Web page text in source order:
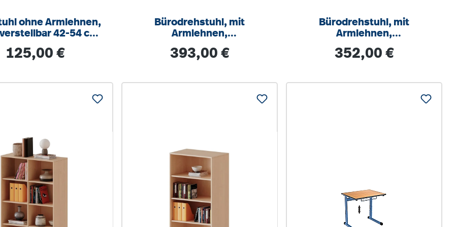
ohne Armlehnen,
42-54 cm,
Regulärer Preis:
125,00 €
Bürodrehstuhl, mit
Armlehnen,
Wippmechanik
Regulärer Preis:
393,00 €
Bürodrehstuhl, mit
Armlehnen,
Wippmechanik
Regulärer Preis:
352,00 €